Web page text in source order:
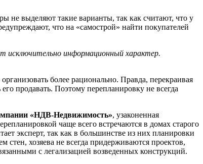
не выделяют такие варианты, так как считают, что у
что на «самострой» найти покупателей
исключительно информационный характер.
более рационально. Правда, перекраивая
продавать. Поэтому перепланировку не всегда
«НДВ-Недвижимость», узаконенная
чаще всего встречаются в домах старого
эксперт, так как в большинстве из них планировки
хозяева не всегда придерживаются проектов,
с легализацией возведенных конструкций.